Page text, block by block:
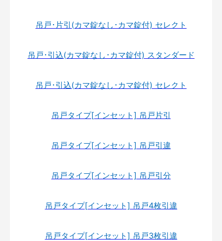
吊戸･片引(カマ錠なし･カマ錠付) セレクト
吊戸･引込(カマ錠なし･カマ錠付) スタンダード
吊戸･引込(カマ錠なし･カマ錠付) セレクト
吊戸タイプ[インセット] 吊戸片引
吊戸タイプ[インセット] 吊戸引違
吊戸タイプ[インセット] 吊戸引分
吊戸タイプ[インセット] 吊戸4枚引違
吊戸タイプ[インセット] 吊戸3枚引違